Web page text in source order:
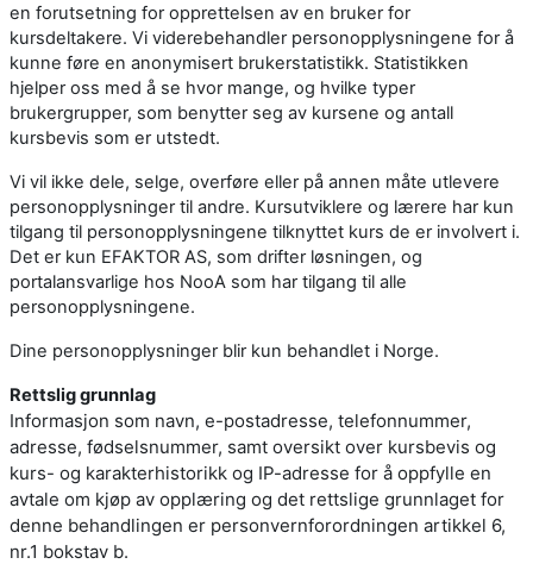
en forutsetning for opprettelsen av en bruker for
kursdeltakere. Vi viderebehandler personopplysningene for å
kunne føre en anonymisert brukerstatistikk. Statistikken
hjelper oss med å se hvor mange, og hvilke typer
brukergrupper, som benytter seg av kursene og antall
kursbevis som er utstedt.
Vi vil ikke dele, selge, overføre eller på annen måte utlevere
personopplysninger til andre. Kursutviklere og lærere har kun
tilgang til personopplysningene tilknyttet kurs de er involvert i.
Det er kun EFAKTOR AS, som drifter løsningen, og
portalansvarlige hos NooA som har tilgang til alle
personopplysningene.
Dine personopplysninger blir kun behandlet i Norge.
Rettslig grunnlag
Informasjon som navn, e-postadresse, telefonnummer,
adresse, fødselsnummer, samt oversikt over kursbevis og
kurs- og karakterhistorikk og IP-adresse for å oppfylle en
avtale om kjøp av opplæring og det rettslige grunnlaget for
denne behandlingen er personvernforordningen artikkel 6,
nr.1 bokstav b.